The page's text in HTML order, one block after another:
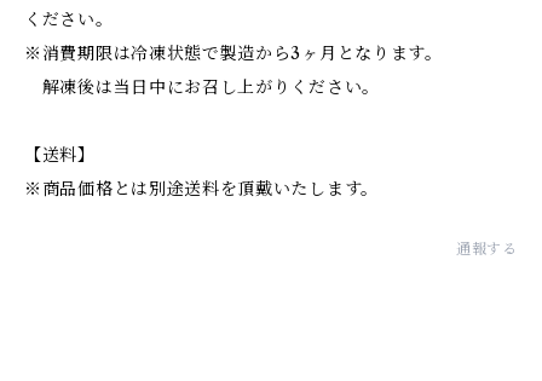
ください。
※消費期限は冷凍状態で製造から3ヶ月となります。
解凍後は当日中にお召し上がりください。
【送料】
※商品価格とは別途送料を頂戴いたします。
通報する